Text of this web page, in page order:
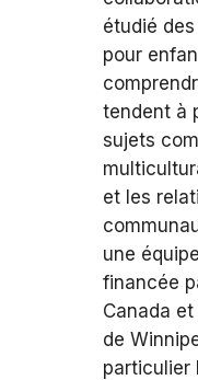
étudié
pour
tendent à
sujets
et les
une
financée
Canada et
de
particulier